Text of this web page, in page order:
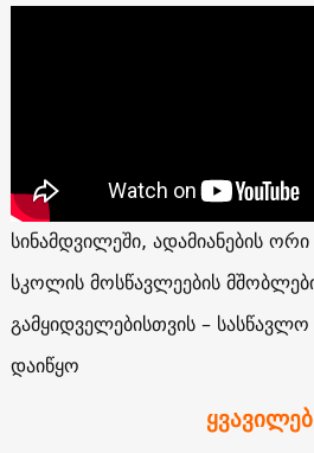
სინამდვილეში, ადამიანების
სკოლის მოსწავლეების
გამყიდველებისთვის –
დაიწყო